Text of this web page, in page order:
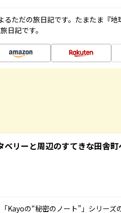
るただの旅日記です。たまたま『
日記です。
ベリーと周辺のすてきな田舎
Kayoの“秘密のノート”」シリーズ